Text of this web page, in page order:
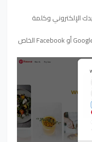
الإلكتروني وكلمة
2. يمكنك أيضًا التسجيل باستخدام حساب Google أو Facebook الخاص